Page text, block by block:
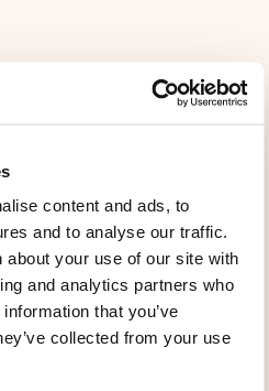
content and ads, to
and to analyse our traffic.
about your use of our site with
and analytics partners who
that you’ve
collected from your use
TRAINING
mentionnant le résultat
MATERIALS ARE